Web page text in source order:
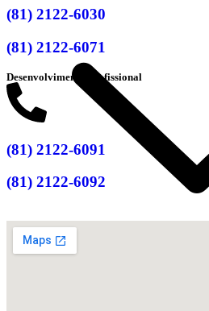
(81) 2122-6030
(81) 2122-6071
Desenvolvimento Profissional
(81) 2122-6091
(81) 2122-6092